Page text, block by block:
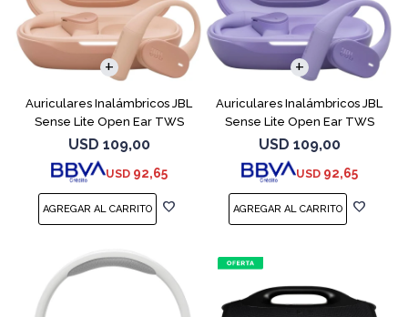
Auriculares Inalámbricos JBL
Sense Lite Open Ear TWS
Beige
USD 109,00
USD 92,65
Auriculares Inalámbricos JBL
Sense Lite Open Ear TWS
Purple
USD 109,00
USD 92,65